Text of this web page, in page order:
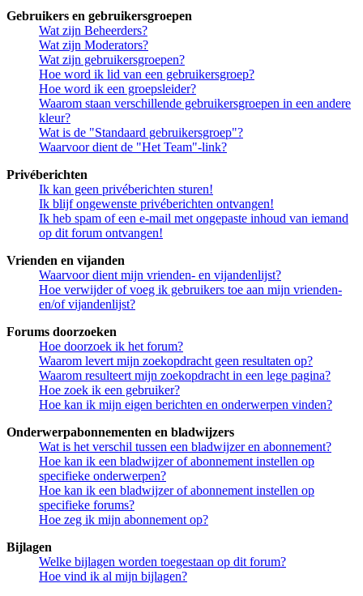
Gebruikers en gebruikersgroepen
Wat zijn Beheerders?
Wat zijn Moderators?
Wat zijn gebruikersgroepen?
Hoe word ik lid van een gebruikersgroep?
Hoe word ik een groepsleider?
Waarom staan verschillende gebruikersgroepen in een andere
kleur?
Wat is de "Standaard gebruikersgroep"?
Waarvoor dient de "Het Team"-link?
Privéberichten
Ik kan geen privéberichten sturen!
Ik blijf ongewenste privéberichten ontvangen!
Ik heb spam of een e-mail met ongepaste inhoud van iemand
op dit forum ontvangen!
Vrienden en vijanden
Waarvoor dient mijn vrienden- en vijandenlijst?
Hoe verwijder of voeg ik gebruikers toe aan mijn vrienden-
en/of vijandenlijst?
Forums doorzoeken
Hoe doorzoek ik het forum?
Waarom levert mijn zoekopdracht geen resultaten op?
Waarom resulteert mijn zoekopdracht in een lege pagina?
Hoe zoek ik een gebruiker?
Hoe kan ik mijn eigen berichten en onderwerpen vinden?
Onderwerpabonnementen en bladwijzers
Wat is het verschil tussen een bladwijzer en abonnement?
Hoe kan ik een bladwijzer of abonnement instellen op
specifieke onderwerpen?
Hoe kan ik een bladwijzer of abonnement instellen op
specifieke forums?
Hoe zeg ik mijn abonnement op?
Bijlagen
Welke bijlagen worden toegestaan op dit forum?
Hoe vind ik al mijn bijlagen?